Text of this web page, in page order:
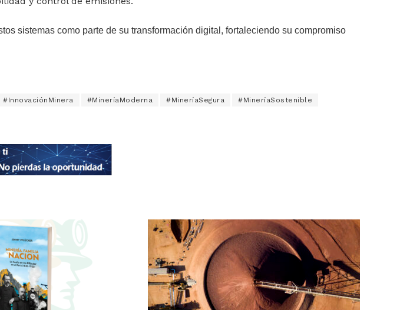
sistemas como parte de su transformación digital, fortaleciendo su compromiso
#InnovaciónMinera #MineríaModerna #MineríaSegura #MineríaSostenible